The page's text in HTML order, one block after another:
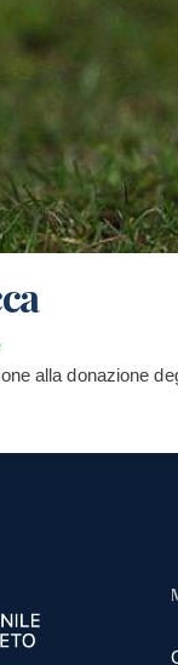
alla donazione